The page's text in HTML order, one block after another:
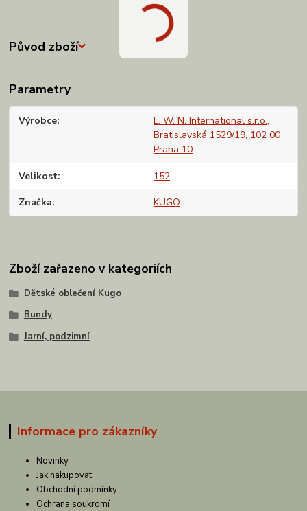
Původ zboží
Parametry
Výrobce
L. W. N. International s.r.o.,
Bratislavská 1529/19, 102 00
Praha 10
Velikost 152
Značka KUGO
Zboží zařazeno v kategoriích
Dětské oblečení Kugo
Bundy
Jarní, podzimní
Informace pro zákazníky
Novinky
Jak nakupovat
Obchodní podmínky
Ochrana soukromí